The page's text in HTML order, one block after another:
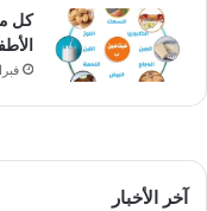
كل
فبراير
آخر الأخبار